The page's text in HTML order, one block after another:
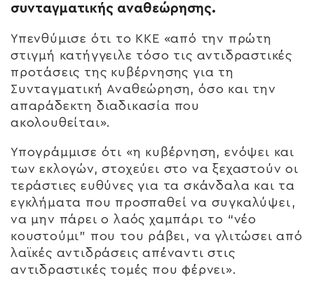
συνταγματικής αναθεώρησης.
Υπενθύμισε ότι το ΚΚΕ «από την πρώτη
στιγμή κατήγγειλε τόσο τις αντιδραστικές
προτάσεις της κυβέρνησης για τη
Συνταγματική Αναθεώρηση, όσο και την
απαράδεκτη διαδικασία που
ακολουθείται».
Υπογράμμισε ότι «η κυβέρνηση, ενόψει και
των εκλογών, στοχεύει στο να ξεχαστούν οι
τεράστιες ευθύνες για τα σκάνδαλα και τα
εγκλήματα που προσπαθεί να συγκαλύψει,
να μην πάρει ο λαός χαμπάρι το “νέο
κουστούμι” που του ράβει, να γλιτώσει από
λαϊκές αντιδράσεις απέναντι στις
αντιδραστικές τομές που φέρνει».